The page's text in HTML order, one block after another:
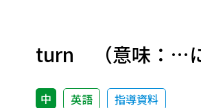
turn （意味：…に
中 英語 指導資料